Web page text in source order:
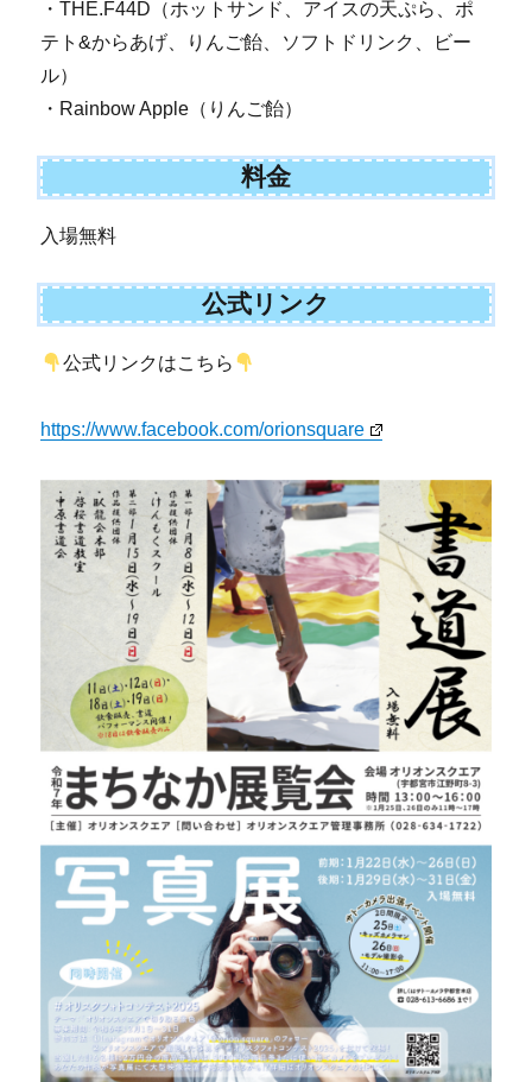
・THE.F44D（ホットサンド、アイスの天ぷら、ポ
テト&からあげ、りんご飴、ソフトドリンク、ビー
ル）
・Rainbow Apple（りんご飴）
料金
入場無料
公式リンク
公式リンクはこちら
https://www.facebook.com/orionsquare